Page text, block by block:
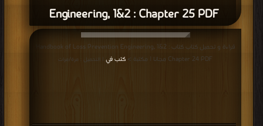
Engineering, 1&2 : Chapter 25 PDF
قراءة و تحميل كتاب كتاب Handbook of Loss Prevention Engineering, 1&2 :
Chapter 24 PDF مجانا | مكتبة >
كتب في | التحميل : مرة/مرات